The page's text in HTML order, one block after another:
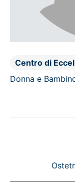
Centro di
Donna e